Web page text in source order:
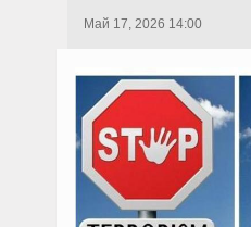
Май 17, 2026 14:00